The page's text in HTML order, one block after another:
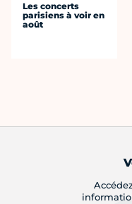
Les concerts
parisiens à voir en
août